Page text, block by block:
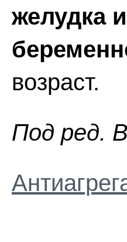
желудка
возраст.
Пoд peд.